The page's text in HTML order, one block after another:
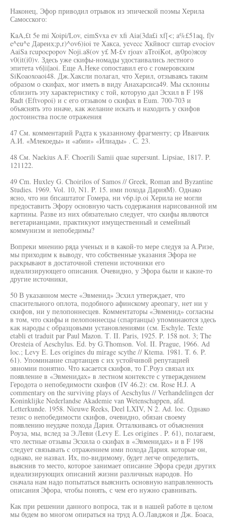
Наконец, Эфор приводил отрывок из эпической поэмы Херила
Самосского:
KaA,£t 5е mi Xoipi/Lov, eimSvxa ev xfi Aia(3da£i xf[<; a%£51aq, f|v
e^eu^e Дареих;p,r)^ov6)ioi те Хакса, yevecc Хкйвосг сштар evociov
AaiSa rcupocpopov Noji.a8(ov y£ M-£v rjoav aTroiKot, ау0ро)ясоу
v0(it(i0)v. Здесь уже скифы-номады удостаивались лестного
эпитета v6|ii|aoi. Еще А.Неке сопоставил его с гомеровским
SiKoaoxoaoi48. Дж.Хаксли полагал, что Херил, отзываясь таким
образом о скифах, мог иметь в виду Анахарсиса49. Мы склонны
сблизить эту характеристику с той, которую дал Эсхил в F 198
Radt (Eftvopoi) и с его отзывом о скифах в Eum. 700-703 и
объяснять это иначе, как желание искать и находить у скифов
достоинства после отражения
47 См. комментарий Радта к указанному фрагменту; ср Иванчик
А.И. «Млекоеды» и «абии» «Илиады» . С. 23.
48 См. Naekius A.F. Choerili Samii quae supersunt. Lipsiae, 1817. P.
121122.
49 Cm. Huxley G. Choirilos of Samos // Greek, Roman and Byzantine
Studies. 1969. Vol. 10, N1. P. 15. ими похода ДарияМ). Однако
ясно, что ни бпсаштатог Гомера, ни v6p.ip.oi Херила не могли
предоставить Эфору основную часть содержания нарисованной им
картины. Разве из них обязательно следует, что скифы являются
вегетарианцами, практикуют имущественный и семейный
коммунизм и непобедимы?
Вопреки мнению ряда ученых и в какой-то мере следуя за А.Ризе,
мы приходим к выводу, что собственные указания Эфора не
раскрывают в достаточной степени источники его
идеализирующего описания. Очевидно, у Эфора были и какие-то
другие источники,
50 В указанном месте «Эвменид» Эсхил утверждает, что
спасительного оплота, подобного афинскому ареопагу, нет ни у
скифов, ни у пелопоннесцев. Комментаторы «Эвменид» согласны
в том, что скифы и пелопоннесцы (спартанцы) упоминаются здесь
как народы с образцовыми установлениями (см. Eschyle. Texte
etabli et traduit par Paul Mazon. Т. II. Paris, 1925. P. 158 not. 3; The
Oresteia of Aeschylus. Ed. by G.Thomson. Vol. II. Prague, 1966. Ad
loc.; Levy E. Les origines du mirage scythe // Ktema. 1981. T. 6. P.
61). Упоминание спартанцев с их устойчивой репутацией
эвномии понятно. Что касается скифов, то Г.Роуз связал их
появление в «Эвменидах» в лестном контексте с утверждением
Геродота о непобедимости скифов (IV 46.2): см. Rose H.J. A
commentary on the surviving plays of Aeschylus // Verhandelingen der
Koninklijke Nederlandse Akademie van Wetenschappen, afd.
Letterkunde. 1958. Nieuwe Reeks, Deel LXIV, N 2. Ad. loc. Однако
тезис о непобедимости скифов, очевидно, обязан своему
появлению неудаче похода Дария. Отталкиваясь от объяснения
Роуза, мы, вслед за Э.Леви (Levy Е. Les origines . P. 61), полагаем,
что лестные отзывы Эсхила о скифах в «Эвменидах» и в F 198
следует связывать с отражением ими похода Дария. которые он,
однако, не назвал. Их, по-видимому, будет легче определить,
выяснив то место, которое занимает описание Эфора среди других
идеализирующих описаний жизни различных народов. Но
сначала нам надо попытаться выяснить основную направленность
описания Эфора, чтобы понять, с чем его нужно сравнивать.
Как при решении данного вопроса, так и в нашей работе в целом
мы будем во многом опираться на труд А.О.Лавджоя и Дж. Боаса,